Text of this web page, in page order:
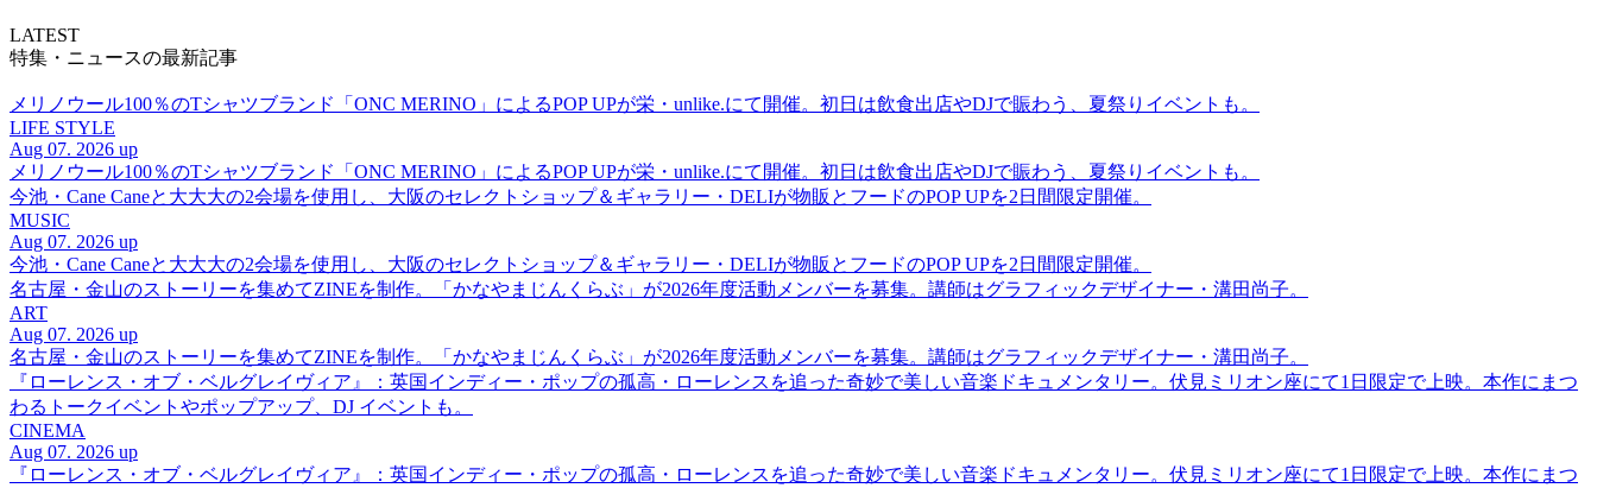
LATEST
特集・ニュースの最新記事
メリノウール100％のTシャツブランド「ONC MERINO」によるPOP UPが栄・unlike.にて開催。初日は飲食出店やDJで賑わう、夏祭りイベントも。
LIFE STYLE
Aug 07. 2026 up
メリノウール100％のTシャツブランド「ONC MERINO」によるPOP UPが栄・unlike.にて開催。初日は飲食出店やDJで賑わう、夏祭りイベントも。
今池・Cane Caneと大大大の2会場を使用し、大阪のセレクトショップ＆ギャラリー・DELIが物販とフードのPOP UPを2日間限定開催。
MUSIC
Aug 07. 2026 up
今池・Cane Caneと大大大の2会場を使用し、大阪のセレクトショップ＆ギャラリー・DELIが物販とフードのPOP UPを2日間限定開催。
名古屋・金山のストーリーを集めてZINEを制作。「かなやまじんくらぶ」が2026年度活動メンバーを募集。講師はグラフィックデザイナー・溝田尚子。
ART
Aug 07. 2026 up
名古屋・金山のストーリーを集めてZINEを制作。「かなやまじんくらぶ」が2026年度活動メンバーを募集。講師はグラフィックデザイナー・溝田尚子。
『ローレンス・オブ・ベルグレイヴィア』：英国インディー・ポップの孤高・ローレンスを追った奇妙で美しい音楽ドキュメンタリー。伏見ミリオン座にて1日限定で上映。本作にまつ
わるトークイベントやポップアップ、DJ イベントも。
CINEMA
Aug 07. 2026 up
『ローレンス・オブ・ベルグレイヴィア』：英国インディー・ポップの孤高・ローレンスを追った奇妙で美しい音楽ドキュメンタリー。伏見ミリオン座にて1日限定で上映。本作にまつ